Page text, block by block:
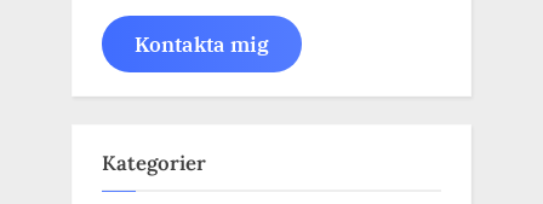
Kontakta mig
Kategorier